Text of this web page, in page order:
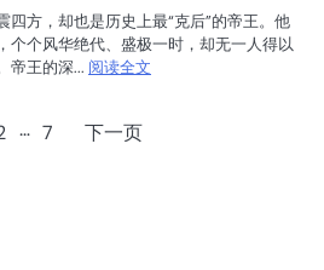
四方，却也是历史上最“克后”的帝王。他
个个风华绝代、盛极一时，却无一人得以
帝王的深... 阅读全文
… 7 下一页